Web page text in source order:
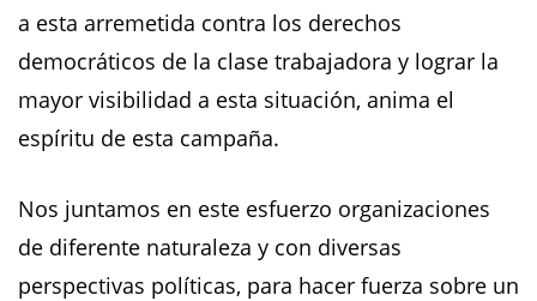
a esta arremetida contra los derechos
democráticos de la clase trabajadora y lograr la
mayor visibilidad a esta situación, anima el
espíritu de esta campaña.
Nos juntamos en este esfuerzo organizaciones
de diferente naturaleza y con diversas
perspectivas políticas, para hacer fuerza sobre un